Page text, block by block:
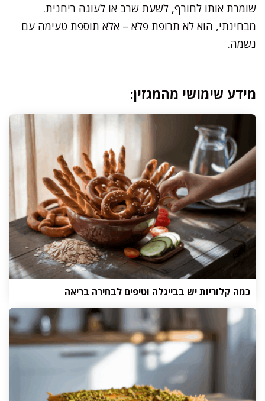
שומרת אותו לחורף, לשעת שרב או לעוגה ריחנית.
מבחינתי, הוא לא תרופת פלא – אלא תוספת טעימה עם
נשמה.
מידע שימושי מהמגזין:
כמה קלוריות יש בבייגלה וטיפים לבחירה בריאה